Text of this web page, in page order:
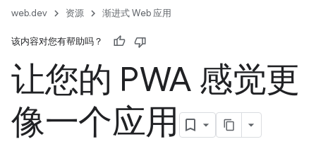
web.dev 资源 渐进式 Web 应用
该内容对您有帮助吗？
让您的 PWA 感觉更
像一个应用